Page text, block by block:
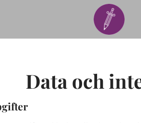
Data och